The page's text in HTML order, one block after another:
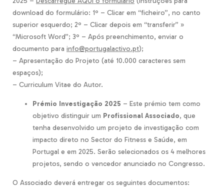
download do formulário: 1º – Clicar em “ficheiro”, no canto
superior esquerdo; 2º – Clicar depois em “transferir” »
“Microsoft Word”; 3º – Após preenchimento, enviar o
documento para info@portugalactivo.pt);
– Apresentação do Projeto (até 10.000 caracteres sem
espaços);
– Curriculum Vitae do Autor.
Prémio Investigação 2025 – Este prémio tem como
objetivo distinguir um Profissional Associado, que
tenha desenvolvido um projeto de investigação com
impacto direto no Sector do Fitness e Saúde, em
Portugal e em 2025. Serão selecionados os 4 melhores
projetos, sendo o vencedor anunciado no Congresso.
O Associado deverá entregar os seguintes documentos: